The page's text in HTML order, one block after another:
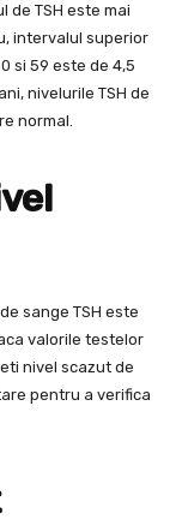
de TSH este mai
intervalul superior
si 59 este de 4,5
nivelurile TSH de
normal.
sange TSH este
valorile testelor
nivel scazut de
pentru a verifica